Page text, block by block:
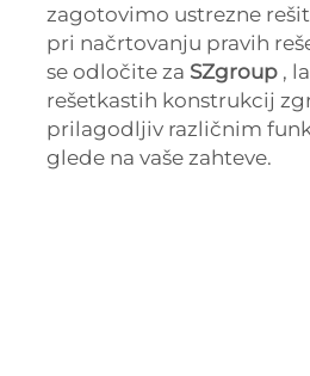
zagotovimo ustrezne
pri načrtovanju pravih
se odločite za SZgroup ,
rešetkastih konstrukcij
prilagodljiv različnim
glede na vaše zahteve.